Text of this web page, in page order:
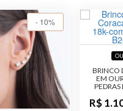
- 10%
BRINCO
EM
R$